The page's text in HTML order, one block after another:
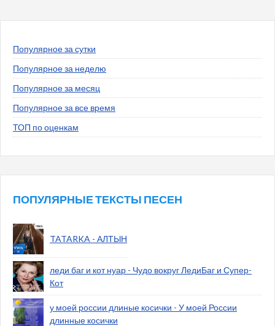
Популярное за сутки
Популярное за неделю
Популярное за месяц
Популярное за все время
ТОП по оценкам
ПОПУЛЯРНЫЕ ТЕКСТЫ ПЕСЕН
TATARKA - АЛТЫН
леди баг и кот нуар - Чудо вокруг ЛедиБаг и Супер-
Кот
у моей россии длиные косички - У моей России
длинные косички